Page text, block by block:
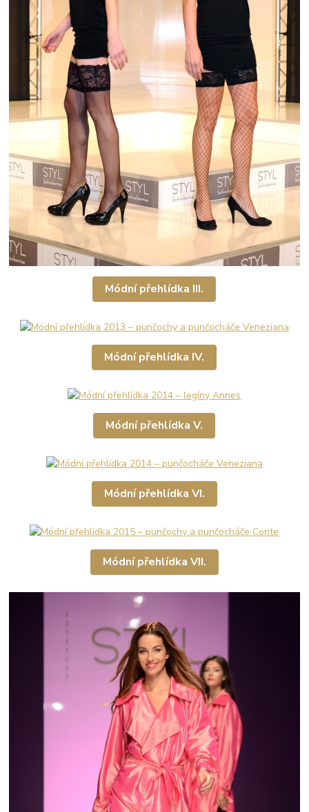
Módní přehlídka III.
Módní přehlídka IV.
Módní přehlídka V.
Módní přehlídka VI.
Módní přehlídka VII.